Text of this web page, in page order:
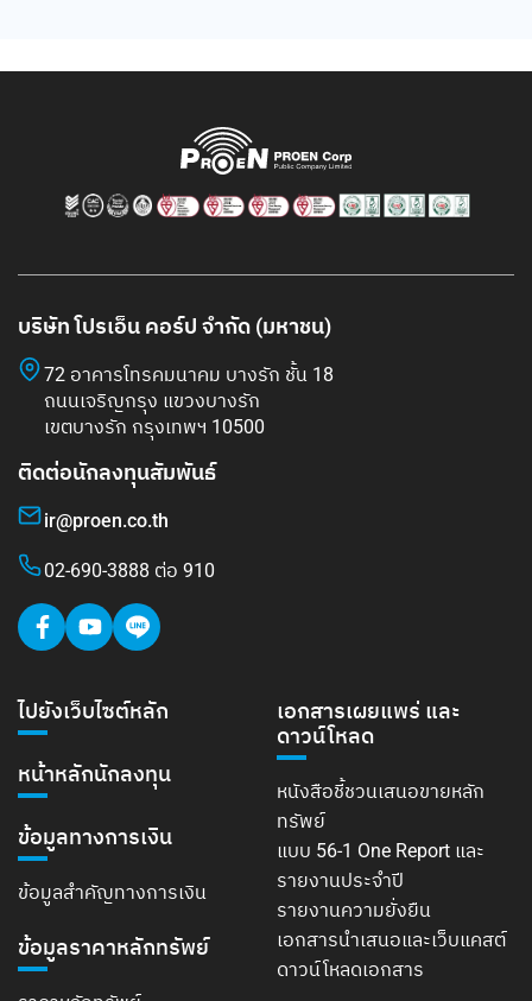
บริษัท โปรเอ็น คอร์ป จำกัด (มหาชน)
72 อาคารโทรคมนาคม บางรัก ชั้น 18
ถนนเจริญกรุง แขวงบางรัก
เขตบางรัก กรุงเทพฯ 10500
ติดต่อนักลงทุนสัมพันธ์
ir@proen.co.th
02-690-3888 ต่อ 910
ไปยังเว็บไซต์หลัก
หน้าหลักนักลงทุน
ข้อมูลทางการเงิน
ข้อมูลสำคัญทางการเงิน
ข้อมูลราคาหลักทรัพย์
เอกสารเผยแพร่ และ
ดาวน์โหลด
หนังสือชี้ชวนเสนอขายหลัก
ทรัพย์
แบบ 56-1 One Report และ
รายงานประจำปี
รายงานความยั่งยืน
เอกสารนำเสนอและเว็บแคสต์
ดาวน์โหลดเอกสาร